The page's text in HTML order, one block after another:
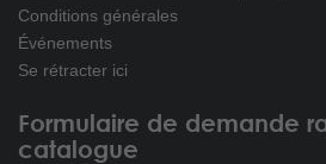
Conditions générales
Événements
Se rétracter ici
Formulaire de demande
catalogue